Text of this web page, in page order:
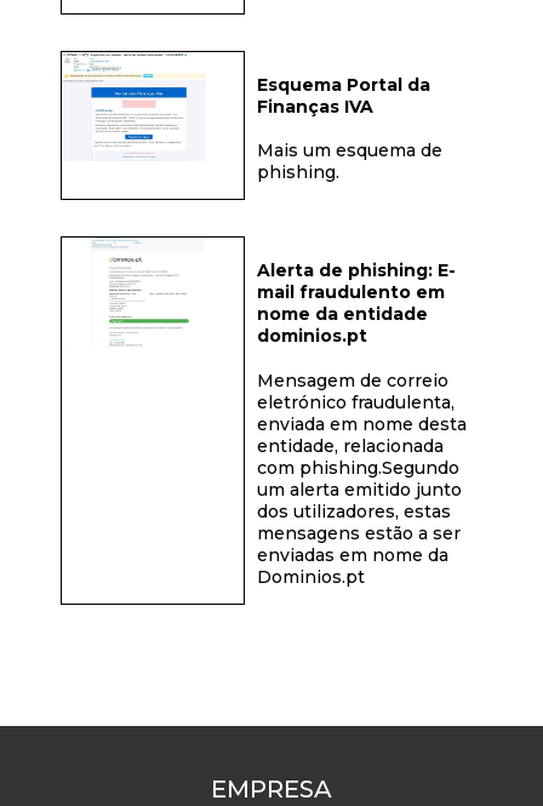
Esquema Portal da
Finanças IVA
Mais um esquema de
phishing.
Alerta de phishing: E-
mail fraudulento em
nome da entidade
dominios.pt
Mensagem de correio
eletrónico fraudulenta,
enviada em nome desta
entidade, relacionada
com phishing.Segundo
um alerta emitido junto
dos utilizadores, estas
mensagens estão a ser
enviadas em nome da
Dominios.pt
EMPRESA